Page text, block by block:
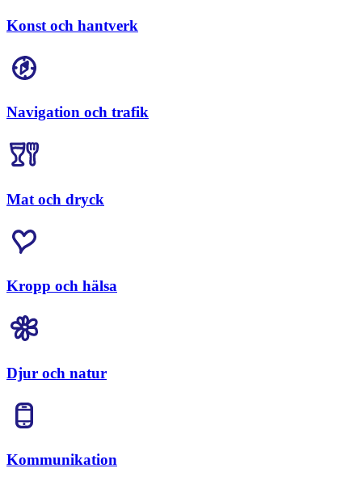
Konst och hantverk
Navigation och trafik
Mat och dryck
Kropp och hälsa
Djur och natur
Kommunikation